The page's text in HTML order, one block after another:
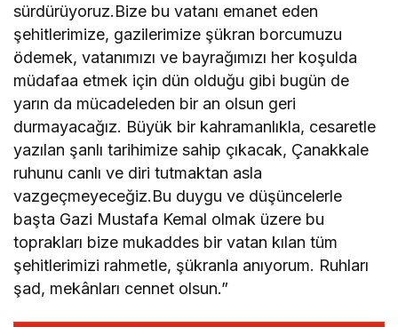
sürdürüyoruz.Bize bu vatanı emanet eden
şehitlerimize, gazilerimize şükran borcumuzu
ödemek, vatanımızı ve bayrağımızı her koşulda
müdafaa etmek için dün olduğu gibi bugün de
yarın da mücadeleden bir an olsun geri
durmayacağız. Büyük bir kahramanlıkla, cesaretle
yazılan şanlı tarihimize sahip çıkacak, Çanakkale
ruhunu canlı ve diri tutmaktan asla
vazgeçmeyeceğiz.Bu duygu ve düşüncelerle
başta Gazi Mustafa Kemal olmak üzere bu
toprakları bize mukaddes bir vatan kılan tüm
şehitlerimizi rahmetle, şükranla anıyorum. Ruhları
şad, mekânları cennet olsun.”